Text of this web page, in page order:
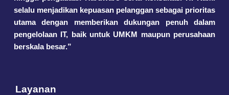
selalu menjadikan kepuasan pelanggan sebagai prioritas
utama dengan memberikan dukungan penuh dalam
pengelolaan IT, baik untuk UMKM maupun perusahaan
berskala besar.”
Layanan